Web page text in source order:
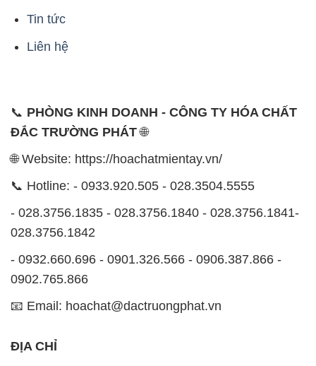
Tin tức
Liên hệ
📞 PHÒNG KINH DOANH - CÔNG TY HÓA CHẤT
ĐẮC TRƯỜNG PHÁT🌐
🌐 Website: https://hoachatmientay.vn/
📞 Hotline: - 0933.920.505 - 028.3504.5555
- 028.3756.1835 - 028.3756.1840 - 028.3756.1841-
028.3756.1842
- 0932.660.696 - 0901.326.566 - 0906.387.866 -
0902.765.866
📧 Email: hoachat@dactruongphat.vn
ĐỊA CHỈ